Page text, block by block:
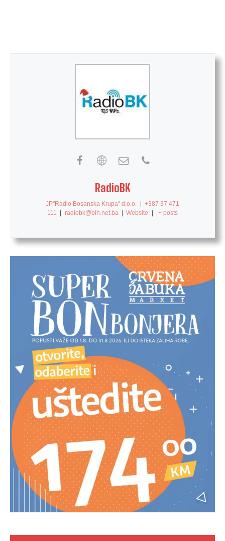
RadioBK
JP"Radio Bosanska Krupa" d.o.o. | +387 37 471
111
| radiobk@bih.net.ba | Website | + posts